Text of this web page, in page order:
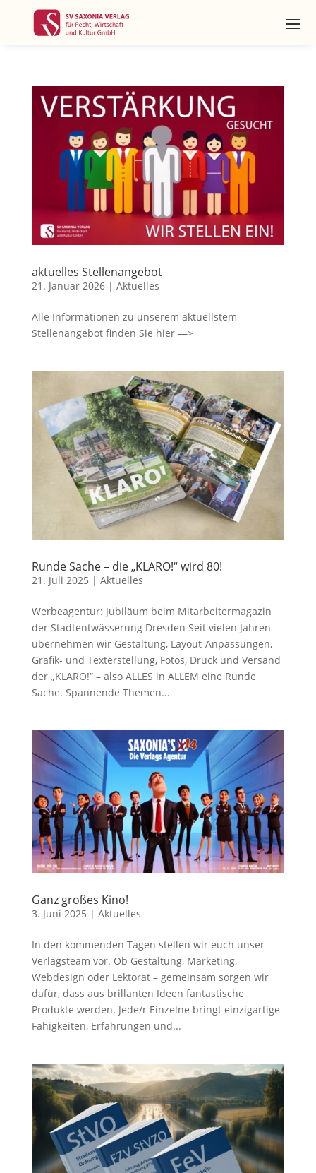
aktuelles Stellenangebot
21. Januar 2026| Aktuelles
Alle Informationen zu unserem aktuellstem
Stellenangebot finden Sie hier —>
Runde Sache – die „KLARO!“ wird 80!
21. Juli 2025 | Aktuelles
Werbeagentur: Jubiläum beim Mitarbeitermagazin
der Stadtentwässerung Dresden Seit vielen Jahren
übernehmen wir Gestaltung, Layout-Anpassungen,
Grafik- und Texterstellung, Fotos, Druck und Versand
der „KLARO!“ – also ALLES in ALLEM eine Runde
Sache. Spannende Themen...
Ganz großes Kino!
3. Juni 2025 | Aktuelles
In den kommenden Tagen stellen wir euch unser
Verlagsteam vor. Ob Gestaltung, Marketing,
Webdesign oder Lektorat – gemeinsam sorgen wir
dafür, dass aus brillanten Ideen fantastische
Produkte werden. Jede/r Einzelne bringt einzigartige
Fähigkeiten, Erfahrungen und...